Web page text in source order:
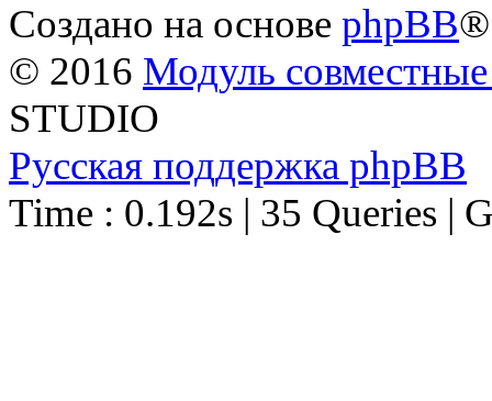
Создано на основе phpBB®
© 2016 Модуль
STUDIO
Русская поддержка phpBB
Time : 0.192s | 35 Queries |